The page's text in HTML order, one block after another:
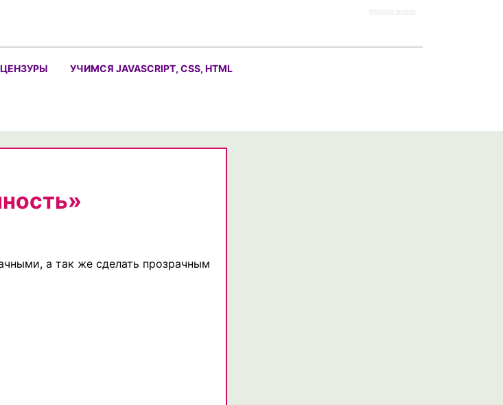
https://rz-work.ru
УЧИМСЯ JAVASCRIPT, CSS, HTML
а так же сделать прозрачным